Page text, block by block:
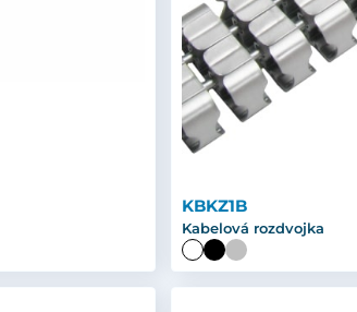
KBKZ1B
Kabelová rozdvojka